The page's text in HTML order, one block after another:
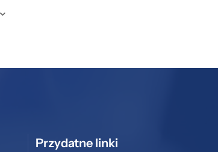
Przydatne linki